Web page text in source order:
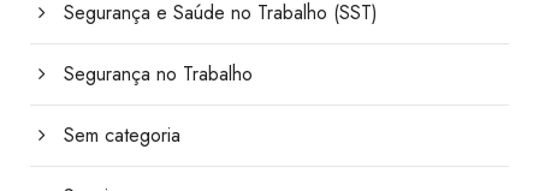
Segurança e Saúde no Trabalho (SST)
Segurança no Trabalho
Sem categoria